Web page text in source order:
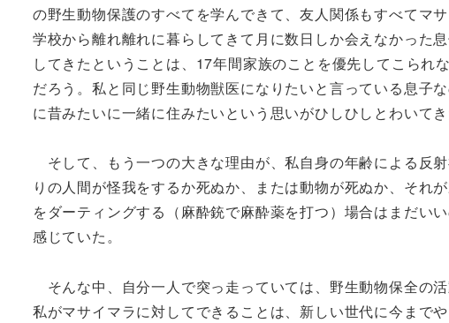
の野生動物保護のすべてを学んできて、友人関係もすべてマ
学校から離れ離れに暮らしてきて月に数日しか会えなかった
してきたということは、17年間家族のことを優先してこられ
だろう。私と同じ野生動物獣医になりたいと言っている息子
に昔みたいに一緒に住みたいという思いがひしひしとわいてき
そして、もう一つの大きな理由が、私自身の年齢による反
りの人間が怪我をするか死ぬか、または動物が死ぬか、それ
をダーティングする（麻酔銃で麻酔薬を打つ）場合はまだい
感じていた。
そんな中、自分一人で突っ走っていては、野生動物保全の
私がマサイマラに対してできることは、新しい世代に今まで